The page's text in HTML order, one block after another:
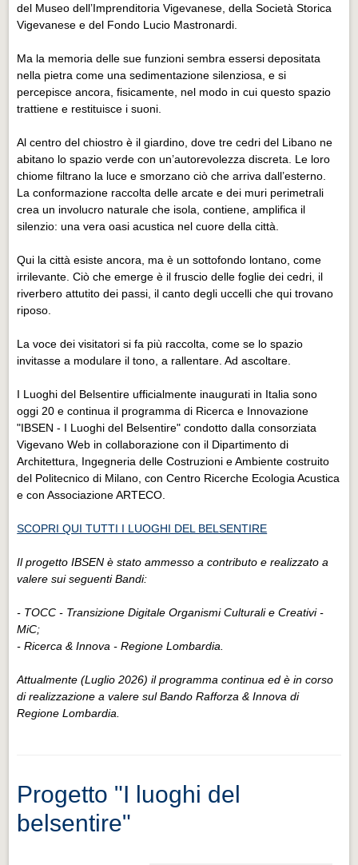
del Museo dell’Imprenditoria Vigevanese, della Società Storica
Vigevanese e del Fondo Lucio Mastronardi.
Ma la memoria delle sue funzioni sembra essersi depositata
nella pietra come una sedimentazione silenziosa, e si
percepisce ancora, fisicamente, nel modo in cui questo spazio
trattiene e restituisce i suoni.
Al centro del chiostro è il giardino, dove tre cedri del Libano ne
abitano lo spazio verde con un’autorevolezza discreta. Le loro
chiome filtrano la luce e smorzano ciò che arriva dall’esterno.
La conformazione raccolta delle arcate e dei muri perimetrali
crea un involucro naturale che isola, contiene, amplifica il
silenzio: una vera oasi acustica nel cuore della città.
Qui la città esiste ancora, ma è un sottofondo lontano, come
irrilevante. Ciò che emerge è il fruscio delle foglie dei cedri, il
riverbero attutito dei passi, il canto degli uccelli che qui trovano
riposo.
La voce dei visitatori si fa più raccolta, come se lo spazio
invitasse a modulare il tono, a rallentare. Ad ascoltare.
I Luoghi del Belsentire ufficialmente inaugurati in Italia sono
oggi 20 e continua il programma di Ricerca e Innovazione
"IBSEN - I Luoghi del Belsentire" condotto dalla consorziata
Vigevano Web in collaborazione con il Dipartimento di
Architettura, Ingegneria delle Costruzioni e Ambiente costruito
del Politecnico di Milano, con Centro Ricerche Ecologia Acustica
e con Associazione ARTECO.
SCOPRI QUI TUTTI I LUOGHI DEL BELSENTIRE
Il progetto IBSEN è stato ammesso a contributo e realizzato a
valere sui seguenti Bandi:
- TOCC - Transizione Digitale Organismi Culturali e Creativi -
MiC;
- Ricerca & Innova - Regione Lombardia.
Attualmente (Luglio 2026) il programma continua ed è in corso
di realizzazione a valere sul Bando Rafforza & Innova di
Regione Lombardia.
Progetto "I luoghi del
belsentire"